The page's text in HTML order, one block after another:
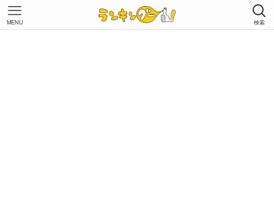
検索
MENU